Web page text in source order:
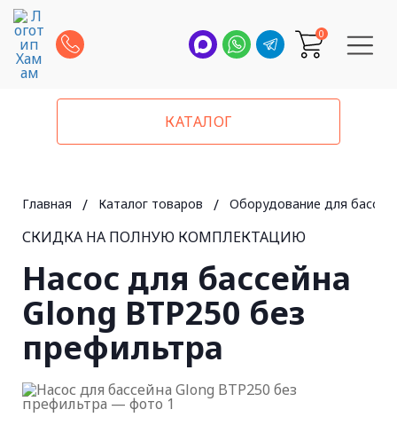
0
КАТАЛОГ
Главная / Каталог товаров / Оборудование для
СКИДКА НА ПОЛНУЮ КОМПЛЕКТАЦИЮ
Насос для бассейна
Glong BTP250 без
префильтра